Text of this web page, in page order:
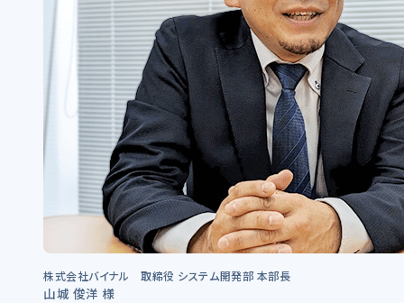
株式会社バイナル 取締役 システム開発部 本部長
山城 俊洋 様